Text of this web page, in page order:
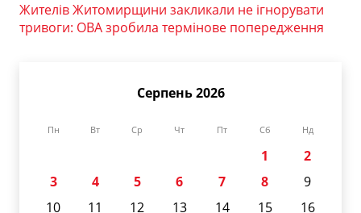
Жителів Житомирщини закликали не ігнорувати
тривоги: ОВА зробила термінове попередження
Серпень 2026
Пн Вт Ср Чт Пт Сб Нд
1
2
3
4 5 6 7 8
9
10
11 12 13 14 15
16